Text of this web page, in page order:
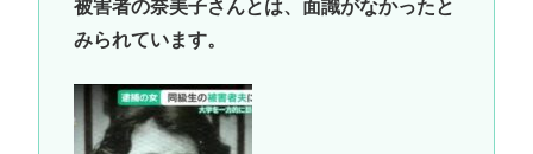
被害者の奈美子さんとは、面識がなかったと
みられています。